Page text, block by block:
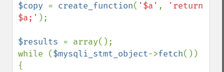
$copy = create_function( '$a' ,
'return
$a;' );
$results = array();
while ($mysqli_stmt_object->fetch())
{